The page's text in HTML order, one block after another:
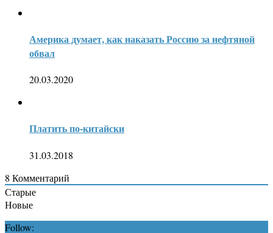
Америка думает, как наказать Россию за нефтяной
обвал
20.03.2020
Платить по-китайски
31.03.2018
8 Комментарий
Старые
Новые
Follow: